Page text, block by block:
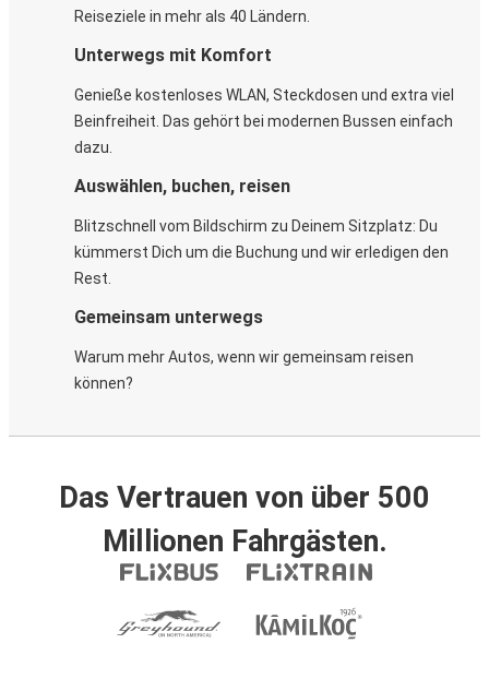
Reiseziele in mehr als 40 Ländern.
Unterwegs mit Komfort
Genieße kostenloses WLAN, Steckdosen und extra viel
Beinfreiheit. Das gehört bei modernen Bussen einfach
dazu.
Auswählen, buchen, reisen
Blitzschnell vom Bildschirm zu Deinem Sitzplatz: Du
kümmerst Dich um die Buchung und wir erledigen den
Rest.
Gemeinsam unterwegs
Warum mehr Autos, wenn wir gemeinsam reisen
können?
Das Vertrauen von über 500
Millionen Fahrgästen.